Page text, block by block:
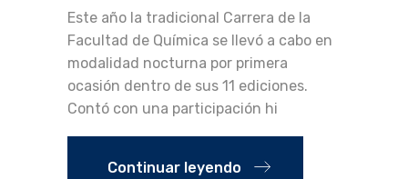
Este año la tradicional Carrera de la
Facultad de Química se llevó a cabo en
modalidad nocturna por primera
ocasión dentro de sus 11 ediciones.
Contó con una participación hi
Continuar leyendo